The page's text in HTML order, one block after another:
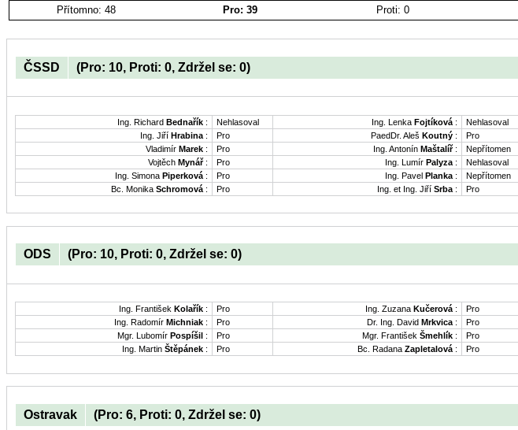
Přítomno: 48 Pro: 39 Proti: 0
ČSSD (Pro: 10, Proti: 0, Zdržel se: 0)
Ing. Richard Bednařík : Nehlasoval Ing. Lenka Fojtíková : Nehlasoval
Ing. Jiří Hrabina : Pro PaedDr. Aleš Koutný : Pro
Vladimír Marek : Pro Ing. Antonín Maštalíř: Nepřítomen
Vojtěch Mynář: Pro Ing. Lumír Palyza : Nehlasoval
Ing. Simona Piperková : Pro Ing. Pavel Planka : Nepřítomen
Bc. Monika Schromová : Pro Ing. et Ing. Jiří Srba : Pro
ODS (Pro: 10, Proti: 0, Zdržel se: 0)
Ing. František Kolařík : Pro Ing. Zuzana Kučerová: Pro
Ing. Radomír Michniak : Pro Dr. Ing. David Mrkvica: Pro
Mgr. Lubomír Pospíšil : Pro Mgr. František Šmehlík : Pro
Ing. Martin Štěpánek : Pro Bc. Radana Zapletalová: Pro
Ostravak (Pro: 6, Proti: 0, Zdržel se: 0)